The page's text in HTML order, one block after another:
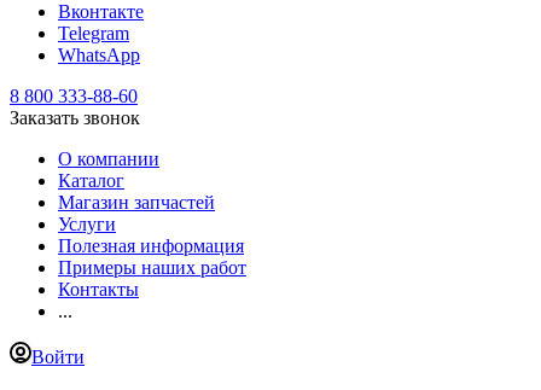
Вконтакте
Telegram
WhatsApp
8 800 333-88-60
Заказать звонок
О компании
Каталог
Магазин запчастей
Услуги
Полезная информация
Примеры наших работ
Контакты
...
Войти